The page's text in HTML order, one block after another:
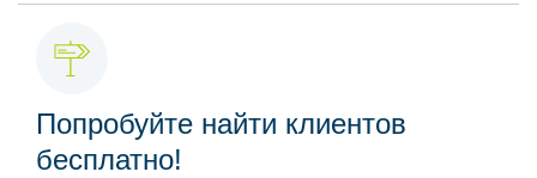
Попробуйте найти клиентов
бесплатно!